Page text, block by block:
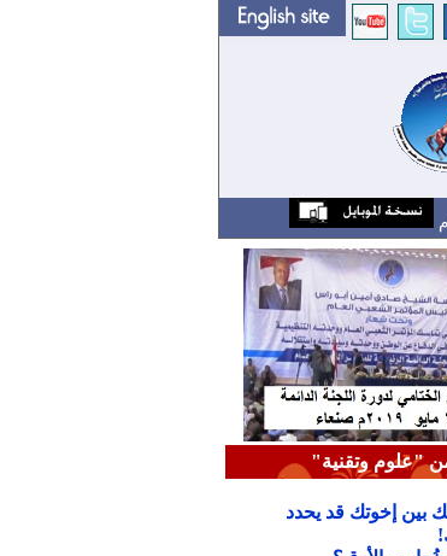
"علوم وتقنية"
بين إخوتك قد يحدد